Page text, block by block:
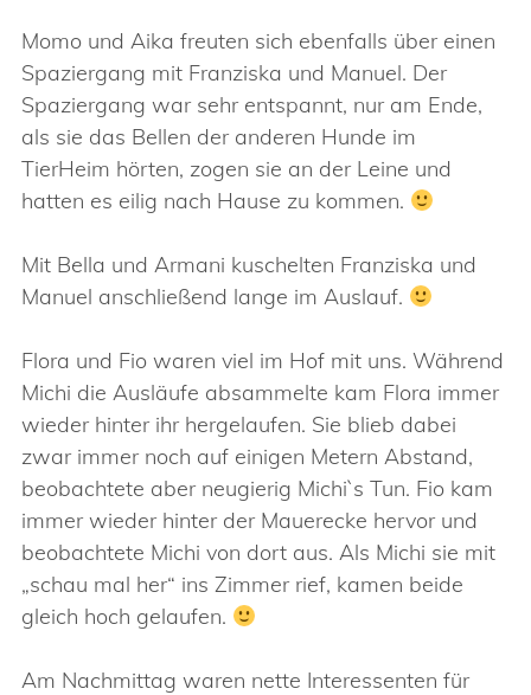
Momo und Aika freuten sich ebenfalls über einen
Spaziergang mit Franziska und Manuel. Der
Spaziergang war sehr entspannt, nur am Ende,
als sie das Bellen der anderen Hunde im
TierHeim hörten, zogen sie an der Leine und
hatten es eilig nach Hause zu kommen.
Mit Bella und Armani kuschelten Franziska und
Manuel anschließend lange im Auslauf.
Flora und Fio waren viel im Hof mit uns. Während
Michi die Ausläufe absammelte kam Flora immer
wieder hinter ihr hergelaufen. Sie blieb dabei
zwar immer noch auf einigen Metern Abstand,
beobachtete aber neugierig Michi`s Tun. Fio kam
immer wieder hinter der Mauerecke hervor und
beobachtete Michi von dort aus. Als Michi sie mit
„schau mal her“ ins Zimmer rief, kamen beide
gleich hoch gelaufen.
Am Nachmittag waren nette Interessenten für